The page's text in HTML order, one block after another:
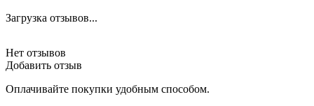
Загрузка отзывов...
Нет отзывов
Добавить отзыв
Оплачивайте покупки удобным способом.